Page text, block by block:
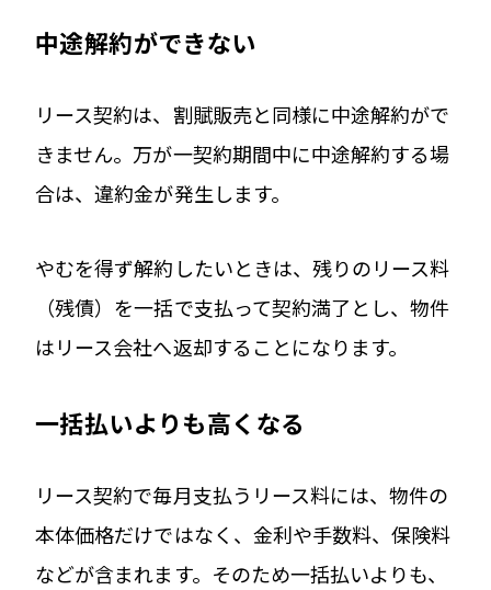
中途解約ができない
リース契約は、割賦販売と同様に中途解約がで
きません。万が一契約期間中に中途解約する場
合は、違約金が発生します。
やむを得ず解約したいときは、残りのリース料
（残債）を一括で支払って契約満了とし、物件
はリース会社へ返却することになります。
一括払いよりも高くなる
リース契約で毎月支払うリース料には、物件の
本体価格だけではなく、金利や手数料、保険料
などが含まれます。そのため一括払いよりも、